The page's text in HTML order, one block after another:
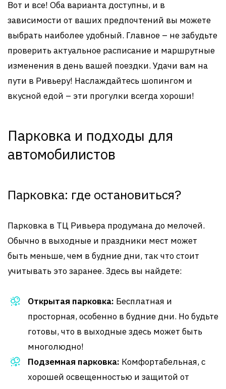
Вот и все! Оба варианта доступны, и в
зависимости от ваших предпочтений вы можете
выбрать наиболее удобный. Главное – не забудьте
проверить актуальное расписание и маршрутные
изменения в день вашей поездки. Удачи вам на
пути в Ривьеру! Наслаждайтесь шопингом и
вкусной едой – эти прогулки всегда хороши!
Парковка и подходы для
автомобилистов
Парковка: где остановиться?
Парковка в ТЦ Ривьера продумана до мелочей.
Обычно в выходные и праздники мест может
быть меньше, чем в будние дни, так что стоит
учитывать это заранее. Здесь вы найдете:
Открытая парковка: Бесплатная и
просторная, особенно в будние дни. Но будьте
готовы, что в выходные здесь может быть
многолюдно!
Подземная парковка: Комфортабельная, с
хорошей освещенностью и защитой от